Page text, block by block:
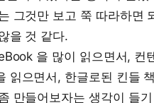
그것만 보고 쭉 따라하면
을 것 같다.
을 많이 읽으면서, 컨
읽으면서, 한글로된 킨들
만들어보자는 생각이 들